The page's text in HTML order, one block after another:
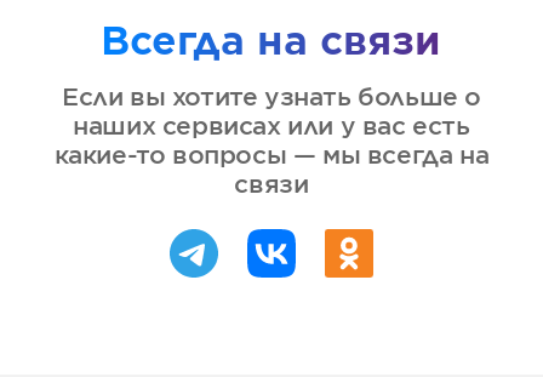
Всегда на связи
Если вы хотите узнать больше о
наших сервисах или у вас есть
какие-то вопросы — мы всегда на
связи